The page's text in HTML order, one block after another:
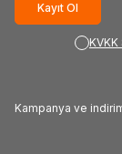
Kayıt Ol
Kampanya ve